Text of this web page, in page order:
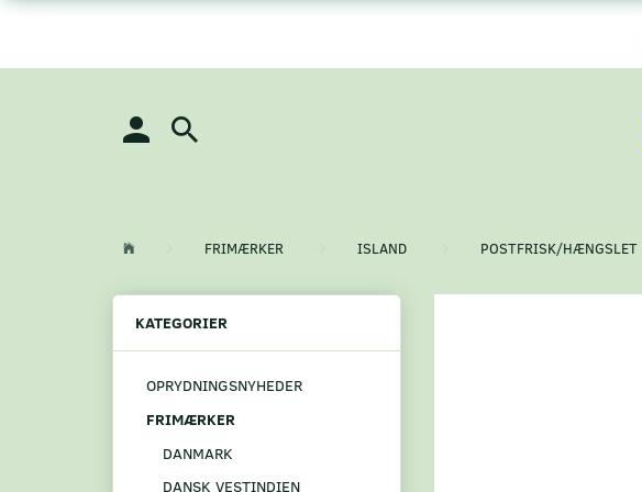
FRIMÆRKER ISLAND POSTFRISK/HÆNGSLET
KATEGORIER
OPRYDNINGSNYHEDER
FRIMÆRKER
DANMARK
DANSK VESTINDIEN